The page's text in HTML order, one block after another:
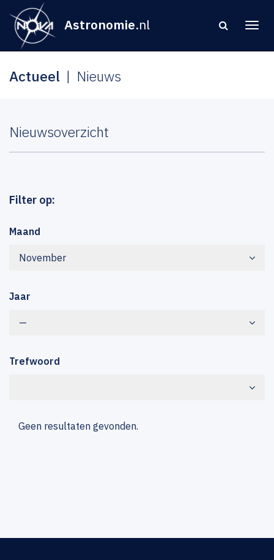
Astronomie.nl
Actueel Nieuws
Nieuwsoverzicht
Filter op:
Maand
November
Jaar
—
Trefwoord
Geen resultaten gevonden.